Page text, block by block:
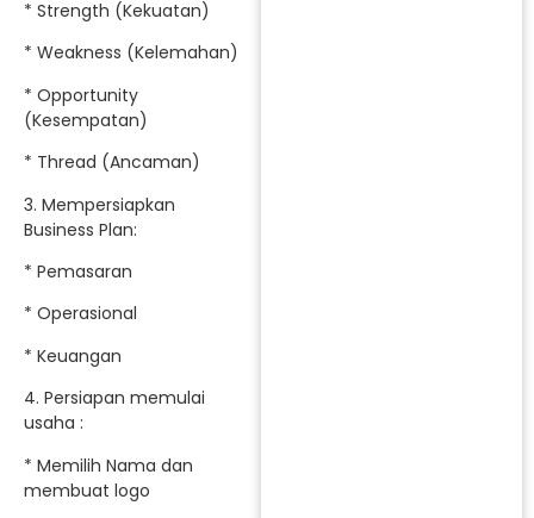
* Strength (Kekuatan)
* Weakness (Kelemahan)
* Opportunity
(Kesempatan)
* Thread (Ancaman)
3. Mempersiapkan
Business Plan:
* Pemasaran
* Operasional
* Keuangan
4. Persiapan memulai
usaha :
* Memilih Nama dan
membuat logo